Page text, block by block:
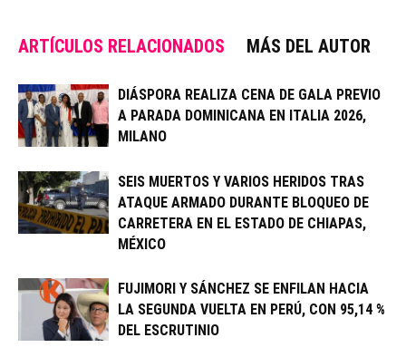
ARTÍCULOS RELACIONADOS MÁS DEL AUTOR
DIÁSPORA REALIZA CENA DE GALA PREVIO
A PARADA DOMINICANA EN ITALIA 2026,
MILANO
SEIS MUERTOS Y VARIOS HERIDOS TRAS
ATAQUE ARMADO DURANTE BLOQUEO DE
CARRETERA EN EL ESTADO DE CHIAPAS,
MÉXICO
FUJIMORI Y SÁNCHEZ SE ENFILAN HACIA
LA SEGUNDA VUELTA EN PERÚ, CON 95,14 %
DEL ESCRUTINIO